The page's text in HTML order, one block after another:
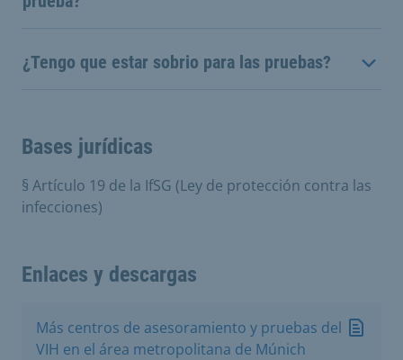
¿Tengo que estar sobrio para las pruebas?
Bases jurídicas
§ Artículo 19 de la IfSG (Ley de protección contra las
infecciones)
Enlaces y descargas
Más centros de asesoramiento y pruebas del
VIH en el área metropolitana de Múnich